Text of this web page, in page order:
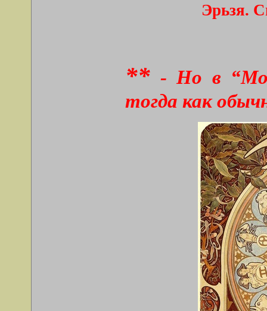
Эрьзя.
** - Но в
тогда как